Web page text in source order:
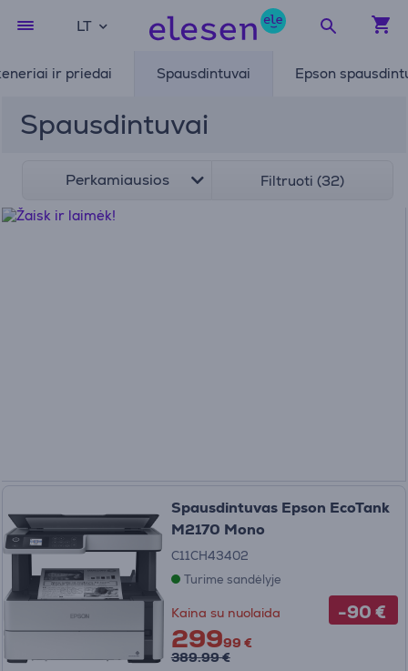
LT
ir priedai Spausdintuvai Epson
Spausdintuvai
Perkamiausios Filtruoti (32)
-90 €
Spausdintuvas Epson EcoTank
M2170 Mono
C11CH43402
Turime sandėlyje
Kaina su nuolaida
29999 €
389.99 €